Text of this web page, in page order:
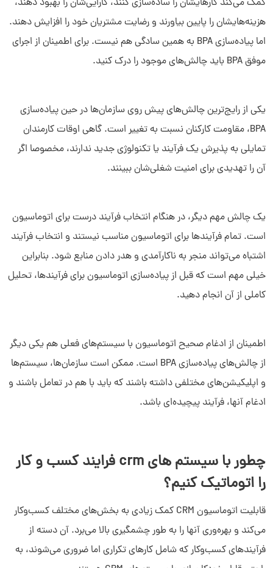
کمک می‌کند کارهایشان را ساده‌سازی کنند، کارایی‌شان را بهبود دهند،
هزینه‌هایشان را پایین بیاورند و رضایت مشتریان خود را افزایش دهند.
اما پیاده‌سازی BPA به همین سادگی هم نیست. برای اطمینان از اجرای
موفق BPA باید چالش‌های موجود را درک کنید.
یکی از رایج‌ترین چالش‌های پیش روی سازمان‌ها در حین پیاده‌سازی
BPA، مقاومت کارکنان نسبت به تغییر است. گاهی اوقات کارمندان
تمایلی به پذیرش یک فرآیند یا تکنولوژی جدید ندارند، مخصوصا اگر
آن را تهدیدی برای امنیت شغلی‌شان ببینند.
یک چالش مهم دیگر، در هنگام انتخاب فرآیند درست برای اتوماسیون
است. تمام فرآیندها برای اتوماسیون مناسب نیستند و انتخاب فرآیند
اشتباه می‌تواند منجر به ناکارآمدی و هدر دادن منابع شود. بنابراین
خیلی مهم است که قبل از پیاده‌سازی اتوماسیون برای فرآیندها، تحلیل
کاملی از آن انجام دهید.
اطمینان از ادغام صحیح اتوماسیون با سیستم‌های فعلی هم یکی دیگر
از چالش‌های پیاده‌سازی BPA است. ممکن است سازمان‌ها، سیستم‌ها
و اپلیکیشن‌های مختلفی داشته باشند که باید با هم در تعامل باشند و
ادغام آنها، فرآیند پیچیده‌ای باشد.
چطور با سیستم های crm فرایند کسب و کار
را اتوماتیک کنیم؟
قابلیت اتوماسیون CRM کمک زیادی به بخش‌های مختلف کسب‌وکار
می‌کند و بهره‌وری آنها را به طور چشمگیری بالا می‌برد. آن دسته از
فرآیندهای کسب‌وکار که شامل کارهای تکراری اما ضروری می‌شوند، به